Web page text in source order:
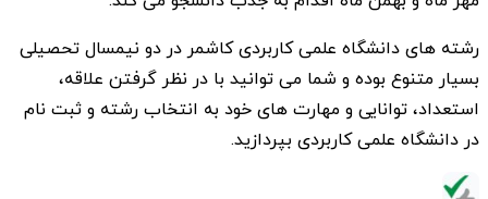
رشته های دانشگاه علمی کاربردی کاشمر در دو نیمسال تحصیلی
بسیار متنوع بوده و شما می توانید با در نظر گرفتن علاقه،
استعداد، توانایی و مهارت های خود به انتخاب رشته و ثبت نام
در دانشگاه علمی کاربردی بپردازید.